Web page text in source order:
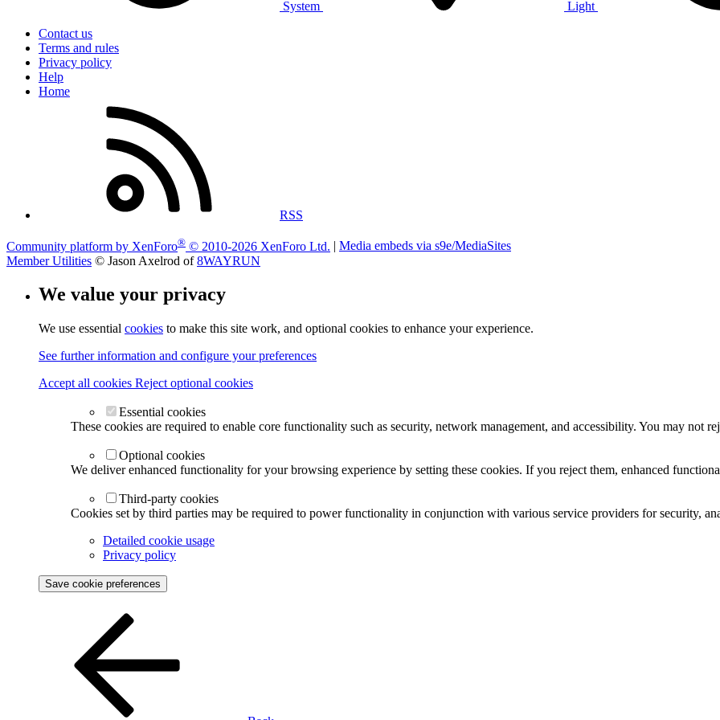
System
Light
Contact us
Terms and rules
Privacy policy
Help
Home
RSS
Community platform by XenForo® © 2010-2026 XenForo Ltd.
Media embeds via s9e/MediaSites
Member Utilities © Jason Axelrod of8WAYRUN
We value your privacy
We use essential cookies to make this site work, and optional cookies to enhance your experience.
See further information and configure your preferences
Accept all cookies Reject optional cookies
Essential cookies
These cookies are required to enable core functionality such as security, network management, and accessibility. You may not
Optional cookies
We deliver enhanced functionality for your browsing experience by setting these cookies. If you reject them, enhanced
Third-party cookies
Cookies set by third parties may be required to power functionality in conjunction with various service providers for security,
Detailed cookie usage
Privacy policy
Save cookie preferences